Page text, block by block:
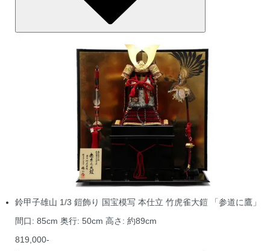
鈴甲子雄山 1/3 鎧飾り 国宝模写 本仕立 竹虎雀大鎧 「参道に鷹」
間口: 85cm 奥行: 50cm 高さ: 約89cm
819,000-